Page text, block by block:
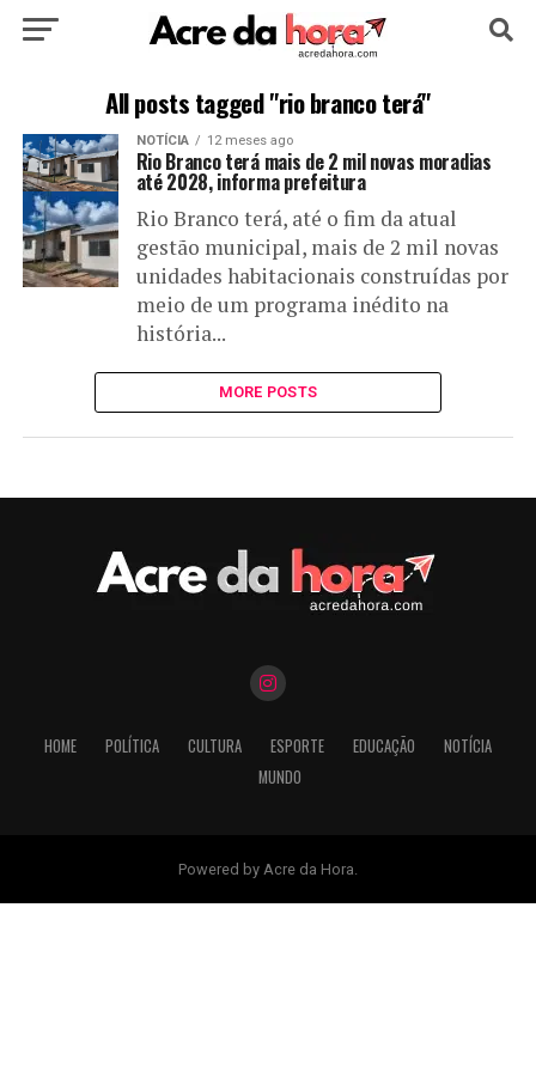
HOME POLÍTICA CULTURA ESPORTE
EDUCAÇÃO NOTÍCIA MUNDO
All posts tagged "rio branco terá"
NOTÍCIA 12 meses ago
Rio Branco terá mais de 2 mil novas moradias
até 2028, informa prefeitura
Rio Branco terá, até o fim da atual
gestão municipal, mais de 2 mil novas
unidades habitacionais construídas por
meio de um programa inédito na
história...
MORE POSTS
HOME POLÍTICA CULTURA ESPORTE EDUCAÇÃO
NOTÍCIA
MUNDO
Powered by Acre da Hora.